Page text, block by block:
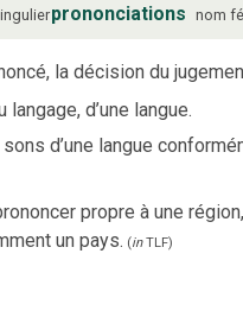
prononciations nom
la décision du
d’une langue.
d’une langue
propre à une
un pays. (inTLF)